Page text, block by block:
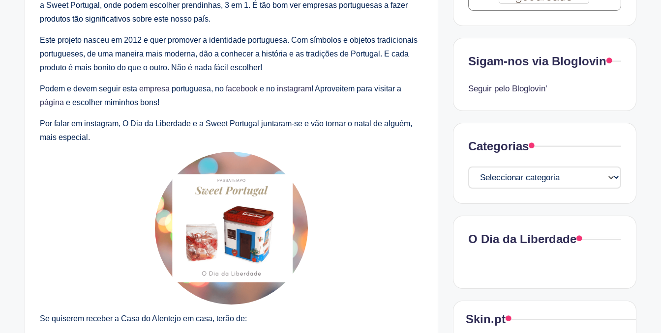
a Sweet Portugal, onde podem escolher prendinhas, 3 em 1. É tão bom ver empresas portuguesas a fazer
produtos tão significativos sobre este nosso país.
Este projeto nasceu em 2012 e quer promover a identidade portuguesa. Com símbolos e objetos tradicionais
portugueses, de uma maneira mais moderna, dão a conhecer a história e as tradições de Portugal. E cada
produto é mais bonito do que o outro. Não é nada fácil escolher!
Podem e devem seguir esta empresa portuguesa, no facebook e no instagram! Aproveitem para visitar a
página e escolher miminhos bons!
Por falar em instagram, O Dia da Liberdade e a Sweet Portugal juntaram-se e vão tornar o natal de alguém,
mais especial.
Se quiserem receber a Casa do Alentejo em casa, terão de:
Sigam-nos via Bloglovin
Seguir pelo Bloglovin’
Categorias
Categorias
O Dia da Liberdade
Skin.pt